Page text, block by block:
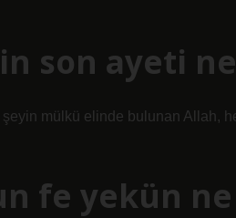
son ayeti
mülkü elinde bulunan Allah,
fe yekün